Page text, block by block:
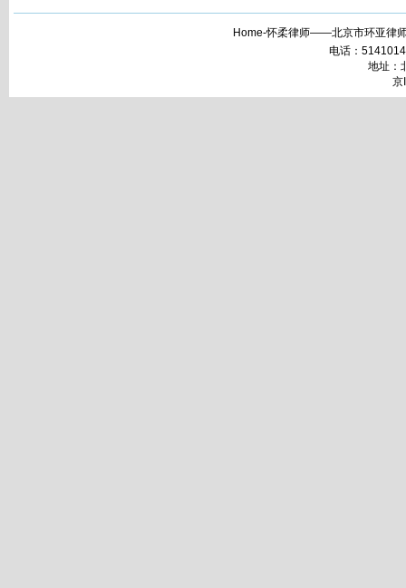
Home-怀柔律师——北京市环亚律
电话：
地址：
京